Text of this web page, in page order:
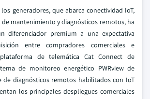
generadores, que abarca conectividad IoT,
mantenimiento y diagnósticos remotos, ha
diferenciador premium a una expectativa
entre compradores comerciales e
de telemática Cat Connect de
de monitoreo energético PWRview de
de diagnósticos remotos habilitados con IoT
los principales despliegues comerciales